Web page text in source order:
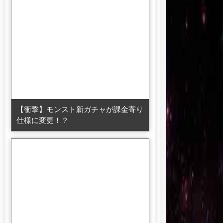
【衝撃】モンスト新ガチャが課金寄り
仕様に変更！？